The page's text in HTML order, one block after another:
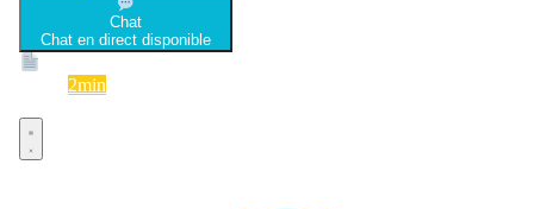
Chat
Chat en direct disponible
2min